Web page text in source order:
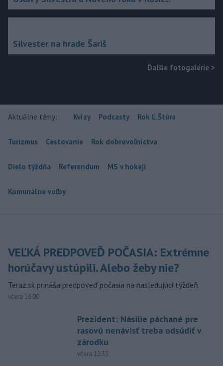
Silvester na hrade Šariš
Ďalšie fotogalérie >
Aktuálne témy: Kvízy Podcasty Rok Ľ.Štúra
Turizmus Cestovanie Rok dobrovoľníctva
Dielo týždňa Referendum MS v hokeji
Komunálne voľby
VEĽKÁ PREDPOVEĎ POČASIA: Extrémne
horúčavy ustúpili. Alebo žeby nie?
Teraz.sk prináša predpoveď počasia na nasledujúci týždeň.
včera 16:00
Prezident: Násilie páchané pre
rasovú nenávisť treba odsúdiť v
zárodku
včera 12:33